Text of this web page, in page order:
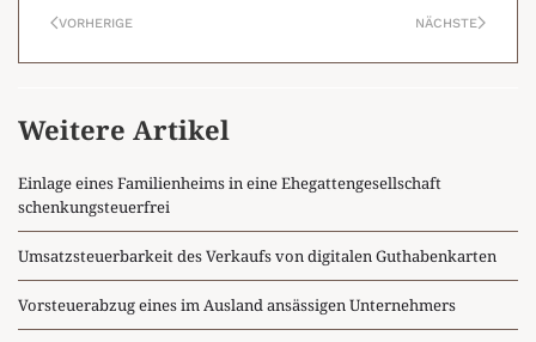
VORHERIGE NÄCHSTE
Weitere Artikel
Einlage eines Familienheims in eine Ehegattengesellschaft
schenkungsteuerfrei
Umsatzsteuerbarkeit des Verkaufs von digitalen Guthabenkarten
Vorsteuerabzug eines im Ausland ansässigen Unternehmers